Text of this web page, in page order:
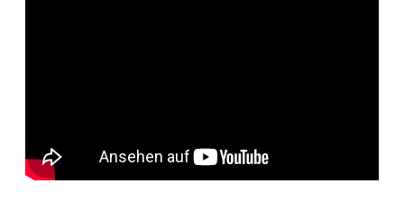
Adventskalender 2018